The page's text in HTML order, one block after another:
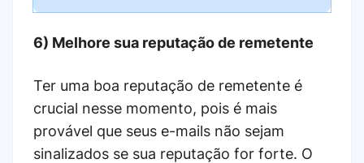
6) Melhore sua reputação de remetente
Ter uma boa reputação de remetente é
crucial nesse momento, pois é mais
provável que seus e-mails não sejam
sinalizados se sua reputação for forte. O